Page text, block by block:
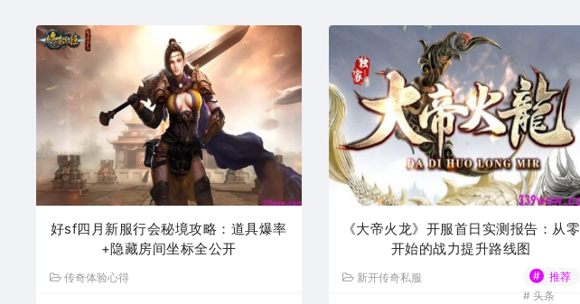
好sf四月新服行会秘境攻略：道具爆率
+隐藏房间坐标全公开
传奇体验心得
《大帝火龙》开服首日实测报告：从零
开始的战力提升路线图
新开传奇私服 #
推荐
# 头条